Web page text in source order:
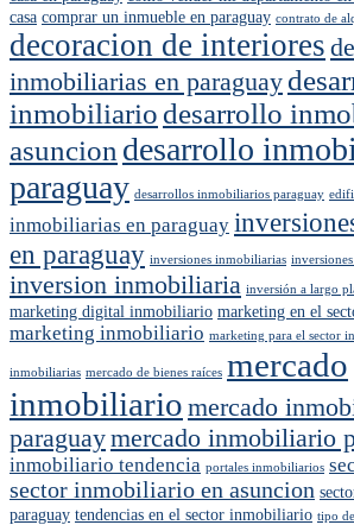
casa comprar un inmueble en paraguay contrato de
decoracion de interiores
inmobiliarias en paraguay
inmobiliario desarrollo
asuncion desarrollo
paraguay desarrollos inmobiliarios paraguay
inmobiliarias en paraguay
en paraguay inversiones inmobiliarias
inversion inmobiliaria inversión a largo
marketing digital inmobiliario marketing en el
marketing inmobiliario marketing para el sector
inmobiliarias mercado de bienes raíces mercado
inmobiliario mercado
paraguaymercado inmobiliario
inmobiliario tendencia portales inmobiliarios
sector inmobiliario en asuncion
paraguay tendencias en el sector inmobiliario tipo